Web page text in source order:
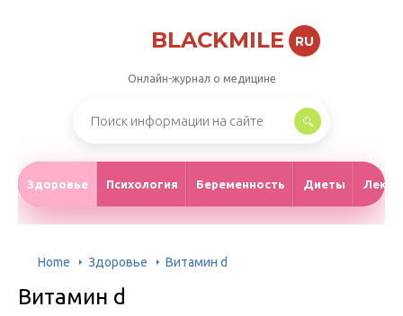
BLACKMILE RU
Онлайн-журнал о медицине
Здоровье Психология Беременность Диеты
Home Здоровье Витамин d
Витамин d